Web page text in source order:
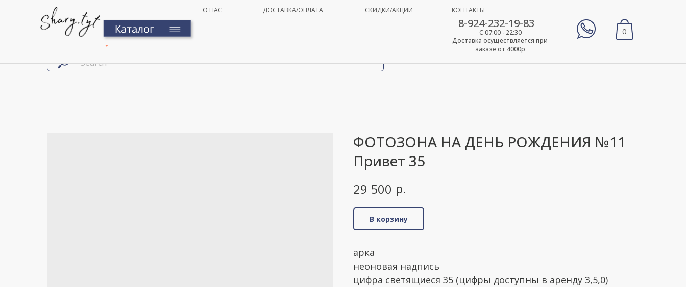
О НАС СКИДКИ/АКЦИИ
ДОСТАВКА/ОПЛАТА КОНТАКТЫ
8-924-232-19-83
Доставка осуществляется при
заказе от 4000р
С 07:00 - 22:30 0
ФОТОЗОНА НА ДЕНЬ РОЖДЕНИЯ №11
Привет 35
29 500 р.
В корзину
арка
неоновая надпись
цифра светящиеся 35 (цифры доступны в аренду 3,5,0)